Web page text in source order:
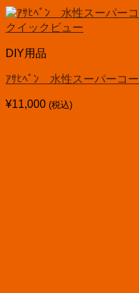
クイックビュー
DIY用品
ｱｻﾋﾍﾟﾝ 水性スーパーコ
¥11,000 (税込)